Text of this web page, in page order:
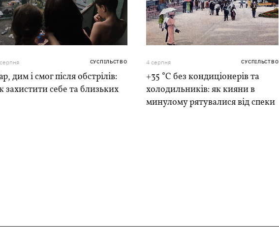
СУСПІЛЬСТВО
дим і смог після обстрілів:
захистити себе та близьких
4 серпня СУСПІЛЬСТВО
+35 °C без кондиціонерів та
холодильників: як кияни в
минулому рятувалися від спеки